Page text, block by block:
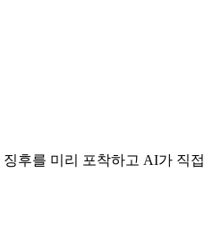
후를 미리 포착하고 AI가 직